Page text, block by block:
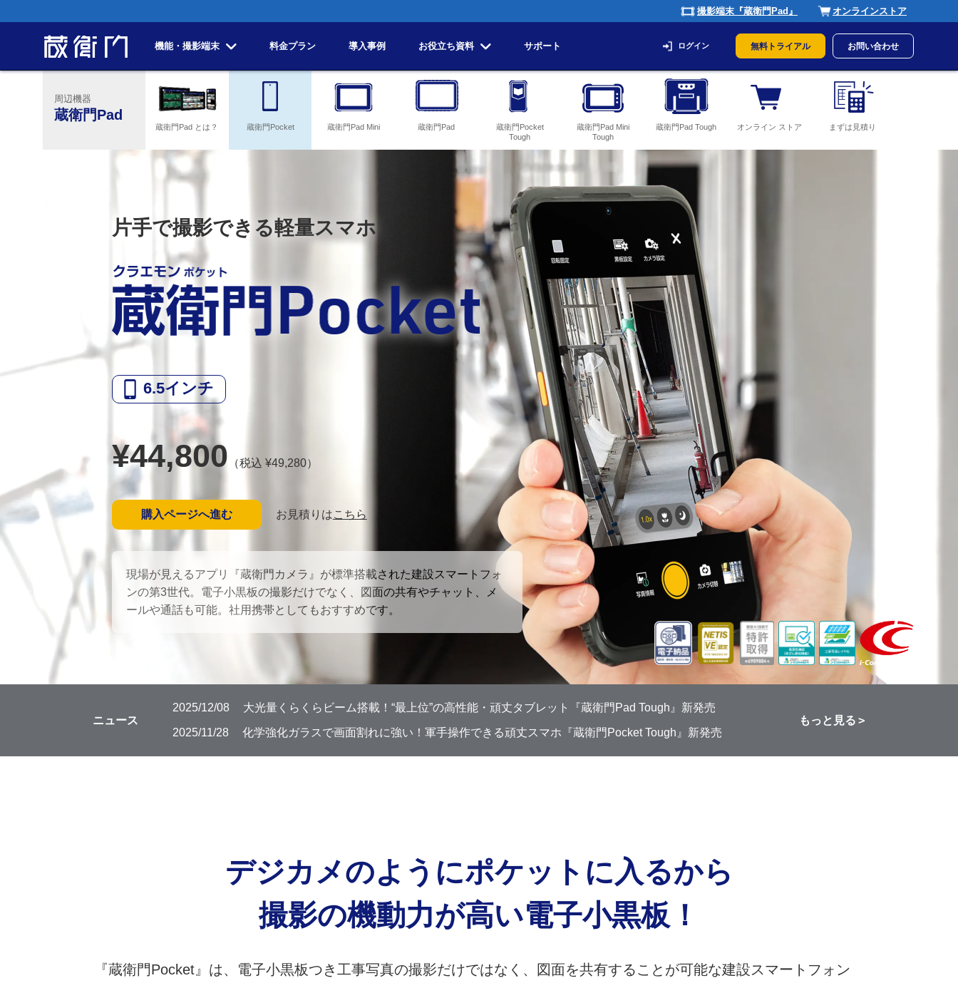
撮影端末『蔵衛門Pad』 オンラインストア
機能・撮影端末 料金プラン 導入事例 お役立ち資料 サポート ログイン 無料トライアル お問い合わせ
周辺機器
蔵衛門Pad
蔵衛門Pad とは？ 蔵衛門Pocket 蔵衛門Pad Mini 蔵衛門Pad
蔵衛門Pocket
Tough
蔵衛門Pad Mini
Tough
蔵衛門Pad Tough オンライン ストア まずは見積り
片手で撮影できる軽量スマホ
6.5インチ
¥44,800 （税込 ¥49,280）
購入ページへ進む お見積りはこちら
現場が見えるアプリ『蔵衛門カメラ』が標準搭載された建設スマートフォ
ンの第3世代。電子小黒板の撮影だけでなく、図面の共有やチャット、メ
ールや通話も可能。社用携帯としてもおすすめです。
ニュース
2025/12/08 大光量くらくらビーム搭載！“最上位”の高性能・頑丈タブレット『蔵衛門Pad Tough』新発売
2025/11/28 化学強化ガラスで画面割れに強い！軍手操作できる頑丈スマホ『蔵衛門Pocket Tough』新発売
もっと見る
デジカメのようにポケットに入るから
撮影の機動力が高い電子小黒板！
『蔵衛門Pocket』は、電子小黒板つき工事写真の撮影だけではなく、図面を共有することが可能な建設スマートフォン